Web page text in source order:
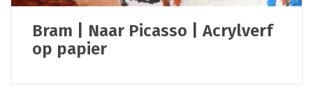
Bram | Naar Picasso | Acrylverf
op papier